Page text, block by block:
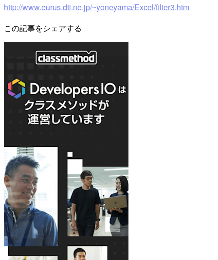
http://www.eurus.dti.ne.jp/~yoneyama/Excel/filter3.htm
この記事をシェアする